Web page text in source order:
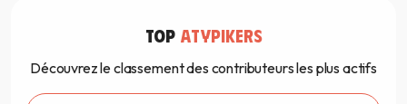
TOP ATYPIKERS
Découvrez le classement des contributeurs les plus actifs